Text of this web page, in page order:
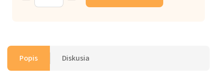
Popis Diskusia